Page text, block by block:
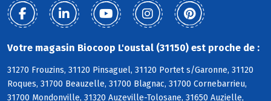
Votre magasin Biocoop L'oustal (31150) est proche de :
31270 Frouzins, 31120 Pinsaguel, 31120 Portet s/Garonne, 31120
Roques, 31700 Beauzelle, 31700 Blagnac, 31700 Cornebarrieu,
31700 Mondonville, 31320 Auzeville-Tolosane, 31650 Auzielle,